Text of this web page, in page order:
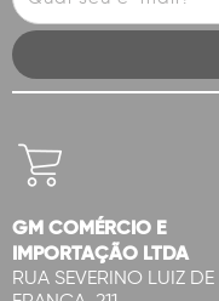
GM COMÉRCIO E
IMPORTAÇÃO LTDA
RUA SEVERINO LUIZ DE